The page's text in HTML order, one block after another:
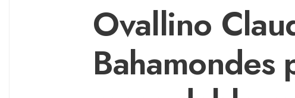
Ovallino
Bahamondes